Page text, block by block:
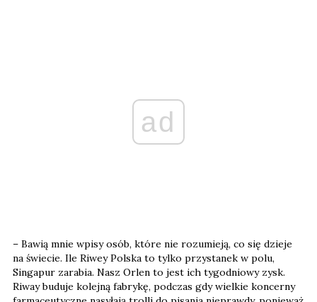
ad
– Bawią mnie wpisy osób, które nie rozumieją, co się dzieje
na świecie. Ile Riwey Polska to tylko przystanek w polu,
Singapur zarabia. Nasz Orlen to jest ich tygodniowy zysk.
Riway buduje kolejną fabrykę, podczas gdy wielkie koncerny